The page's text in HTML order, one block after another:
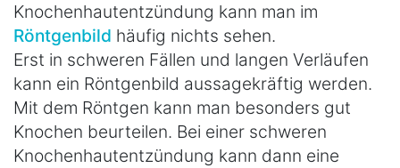
Knochenhautentzündung kann man im
Röntgenbild häufig nichts sehen.
Erst in schweren Fällen und langen Verläufen
kann ein Röntgenbild aussagekräftig werden.
Mit dem Röntgen kann man besonders gut
Knochen beurteilen. Bei einer schweren
Knochenhautentzündung kann dann eine